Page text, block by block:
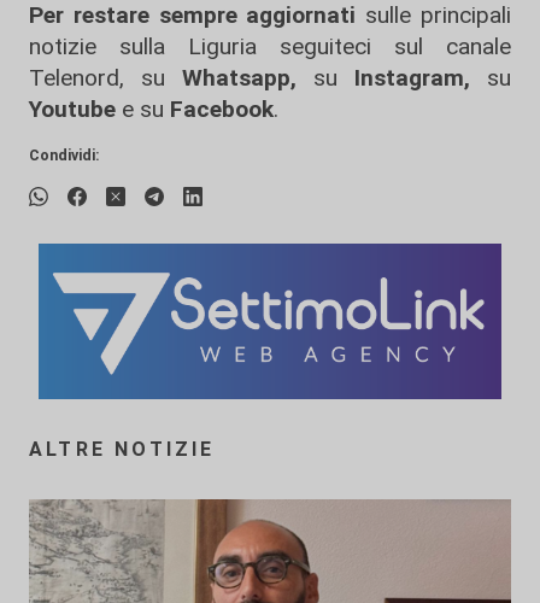
Per restare sempre aggiornati sulle principali
notizie sulla Liguria seguiteci sul canale
Telenord, su
Whatsapp, su Instagram, su
Youtube e su Facebook.
Condividi:
ALTRE NOTIZIE